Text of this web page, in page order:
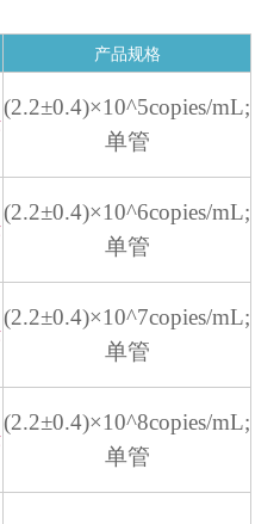
产品规格
(2.2±0.4)×10^5copies/mL;
单管
(2.2±0.4)×10^6copies/mL;
单管
(2.2±0.4)×10^7copies/mL;
单管
(2.2±0.4)×10^8copies/mL;
单管